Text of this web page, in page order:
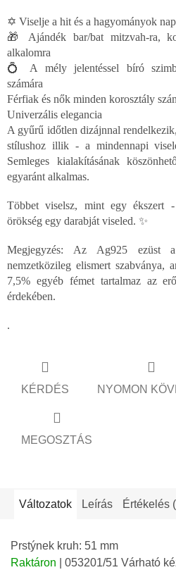
✡️ Viselje a hit és a hagyományok
🎁 Ajándék bar/bat mitzvah-ra,
alkalomra
💍 A mély jelentéssel bíró
számára
Férfiak és nők minden korosztály
Univerzális elegancia
A gyűrű időtlen dizájnnal
stílushoz illik - a mindennapi
Semleges kialakításának
egyaránt alkalmas.
Többet viselsz, mint egy ékszert
örökség egy darabját viseled. ✨
Megjegyzés: Az Ag925 ezüst
nemzetközileg elismert szabványa,
7,5% egyéb fémet tartalmaz az
érdekében.
.
KÉRDÉS NYOMON
MEGOSZTÁS
Változatok Leírás Értékelés
Prstýnek kruh: 51 mm
Raktáron
| 053201/51 Várható